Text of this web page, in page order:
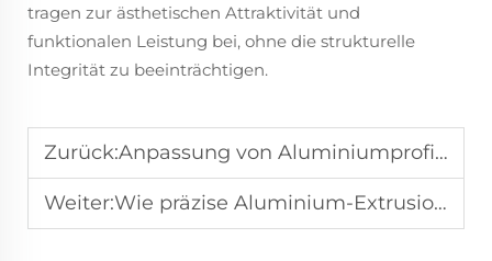
tragen zur ästhetischen Attraktivität und
funktionalen Leistung bei, ohne die strukturelle
Integrität zu beeinträchtigen.
Zurück:Anpassung von Aluminiumprofilen: Erfüllung der Anforderungen spezieller Industrieprojekte
Weiter:Wie präzise Aluminium-Extrusion für industrielle Projekte erreicht wird